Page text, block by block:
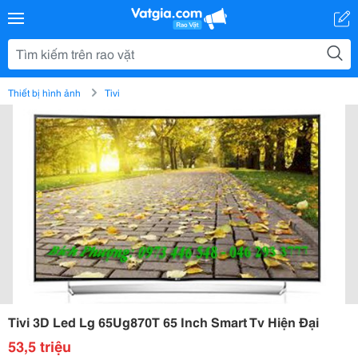
Thiết bị hình ảnh Tivi
Tivi 3D Led Lg 65Ug870T 65 Inch Smart Tv Hiện Đại
53,5 triệu